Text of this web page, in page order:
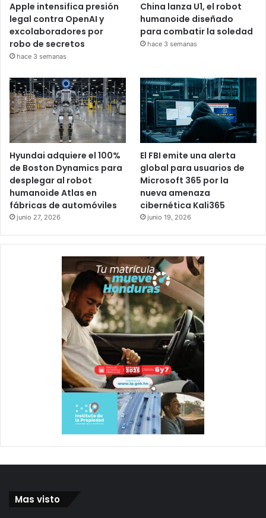
Apple intensifica presión
legal contra OpenAI y
excolaboradores por
robo de secretos
hace 3 semanas
China lanza U1, el robot
humanoide diseñado
para combatir la soledad
hace 3 semanas
Hyundai adquiere el 100%
de Boston Dynamics para
desplegar al robot
humanoide Atlas en
fábricas de automóviles
junio 27, 2026
El FBI emite una alerta
global para usuarios de
Microsoft 365 por la
nueva amenaza
cibernética Kali365
junio 19, 2026
Mas visto